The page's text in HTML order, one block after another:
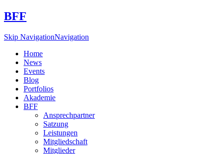
BFF
Skip NavigationNavigation
Home
News
Events
Blog
Portfolios
Akademie
BFF
Ansprechpartner
Satzung
Leistungen
Mitgliedschaft
Mitglieder